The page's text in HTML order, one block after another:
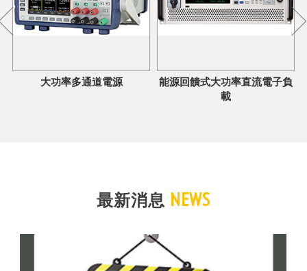
大功率多通道電源
能源回饋式大功率直流電子負
載
最新消息 NEWS